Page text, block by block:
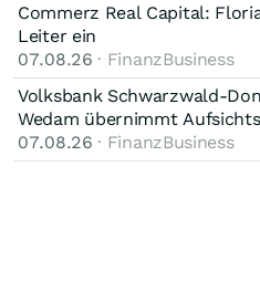
Commerz Real Capital:
Leiter ein
07.08.26 · FinanzBusiness
Volksbank Schwarzwald-
Wedam übernimmt
07.08.26 · FinanzBusiness